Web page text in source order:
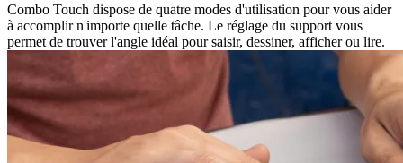
Combo Touch dispose de quatre modes d'utilisation pour vous aider
à accomplir n'importe quelle tâche. Le réglage du support vous
permet de trouver l'angle idéal pour saisir, dessiner, afficher ou lire.